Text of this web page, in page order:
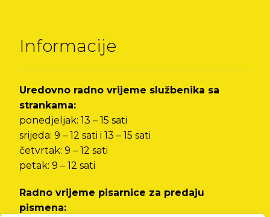
Informacije
Uredovno radno vrijeme službenika sa
strankama:
ponedjeljak: 13 – 15 sati
srijeda: 9 – 12 sati i 13 – 15 sati
četvrtak: 9 – 12 sati
petak: 9 – 12 sati
Radno vrijeme pisarnice za predaju
pismena: